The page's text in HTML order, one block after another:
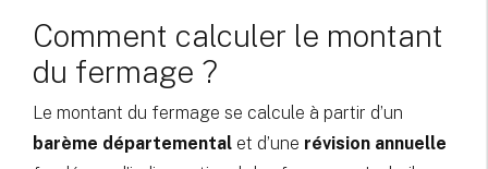
Comment calculer le montant
du fermage ?
Le montant du fermage se calcule à partir d’un
barème départemental et d’une révision annuelle